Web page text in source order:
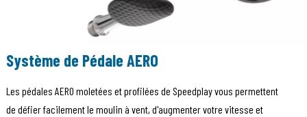
Système de Pédale AERO
Les pédales AERO moletées et profilées de Speedplay vous permettent
de défier facilement le moulin à vent, d'augmenter votre vitesse et